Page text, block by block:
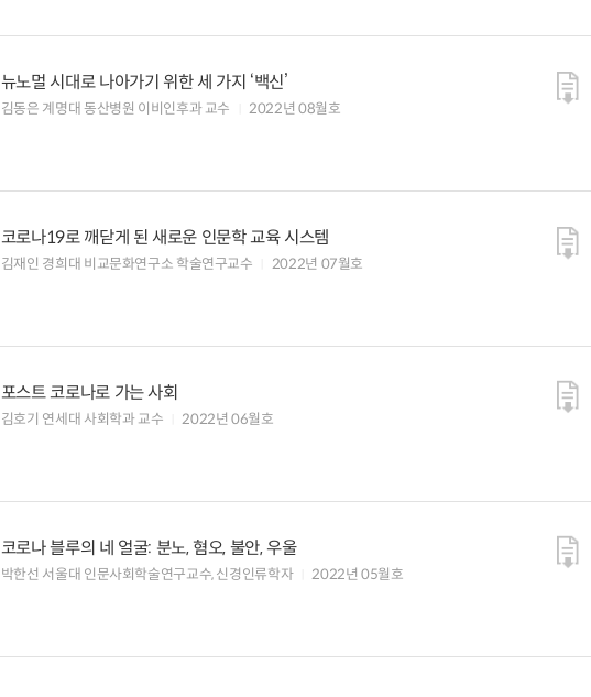
뉴노멀 시대로 나아가기 위한 세 가지 ‘백신’
김동은 계명대 동산병원 이비인후과 교수 2022년 08월호
코로나19로 깨닫게 된 새로운 인문학 교육 시스템
김재인 경희대 비교문화연구소 학술연구교수 2022년 07월호
포스트 코로나로 가는 사회
김호기 연세대 사회학과 교수 2022년 06월호
코로나 블루의 네 얼굴: 분노, 혐오, 불안, 우울
박한선 서울대 인문사회학술연구교수, 신경인류학자 2022년 05월호